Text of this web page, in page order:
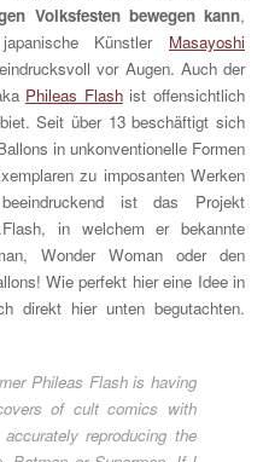
Volksfesten bewegen kann,
Künstler Masayoshi
vor Augen. Auch der
Phileas Flashist offensichtlich
Seit über 13 beschäftigt sich
in unkonventionelle Formen
zu imposanten Werken
beeindruckend ist das Projekt
in welchem er bekannte
Wonder Woman oder den
Wie perfekt hier eine Idee in
direkt hier unten begutachten.
Phileas Flash is having
of cult comics with
reproducing the